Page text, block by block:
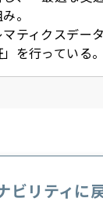
。
ティクスデー
を行っている。
ビリティに